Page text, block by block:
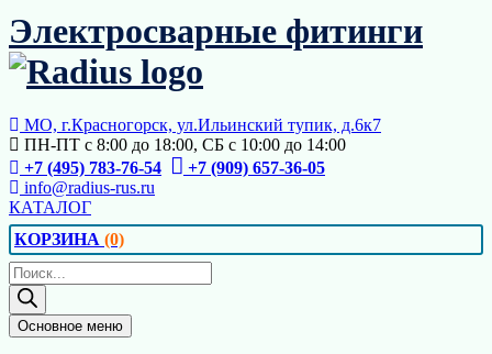
Перейти
к
содержимому
Электросварные фитинги
МО, г.Красногорск, ул.Ильинский тупик, д.6к7
ПН-ПТ с 8:00 до 18:00, СБ с 10:00 до 14:00
+7 (495) 783-76-54
+7 (909) 657-36-05
info@radius-rus.ru
КАТАЛОГ
КОРЗИНА (0)
Поиск
товаров
Основное меню